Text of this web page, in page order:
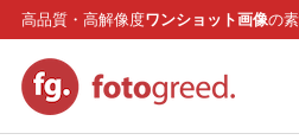
高品質・高解像度ワンショット画像の